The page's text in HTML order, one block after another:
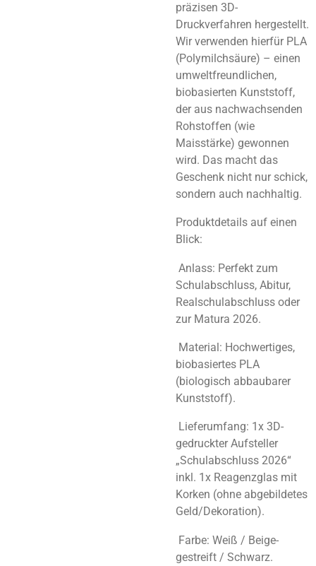
präzisen 3D-
Druckverfahren hergestellt.
Wir verwenden hierfür PLA
(Polymilchsäure) – einen
umweltfreundlichen,
biobasierten Kunststoff,
der aus nachwachsenden
Rohstoffen (wie
Maisstärke) gewonnen
wird. Das macht das
Geschenk nicht nur schick,
sondern auch nachhaltig.
Produktdetails auf einen
Blick:
Anlass: Perfekt zum
Schulabschluss, Abitur,
Realschulabschluss oder
zur Matura 2026.
Material: Hochwertiges,
biobasiertes PLA
(biologisch abbaubarer
Kunststoff).
Lieferumfang: 1x 3D-
gedruckter Aufsteller
„Schulabschluss 2026“
inkl. 1x Reagenzglas mit
Korken (ohne abgebildetes
Geld/Dekoration).
Farbe: Weiß / Beige-
gestreift / Schwarz.